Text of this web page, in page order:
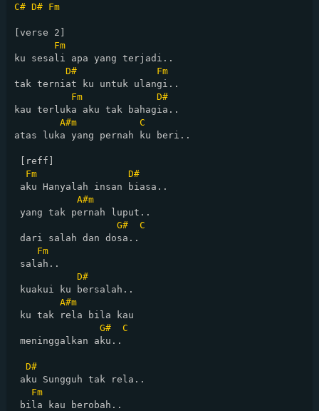
C# D# Fm
[verse 2]
Fm
ku sesali apa yang terjadi..
D#
Fm
tak terniat ku untuk ulangi..
Fm
D#
kau terluka aku tak bahagia..
A#m
C
atas luka yang pernah ku beri..
[reff]
Fm
D#
aku Hanyalah insan biasa..
A#m
yang tak pernah luput..
G#
C
dari salah dan dosa..
Fm
salah..
D#
kuakui ku bersalah..
A#m
ku tak rela bila kau
G#
C
meninggalkan aku..
D#
aku Sungguh tak rela..
Fm
bila kau berobah..